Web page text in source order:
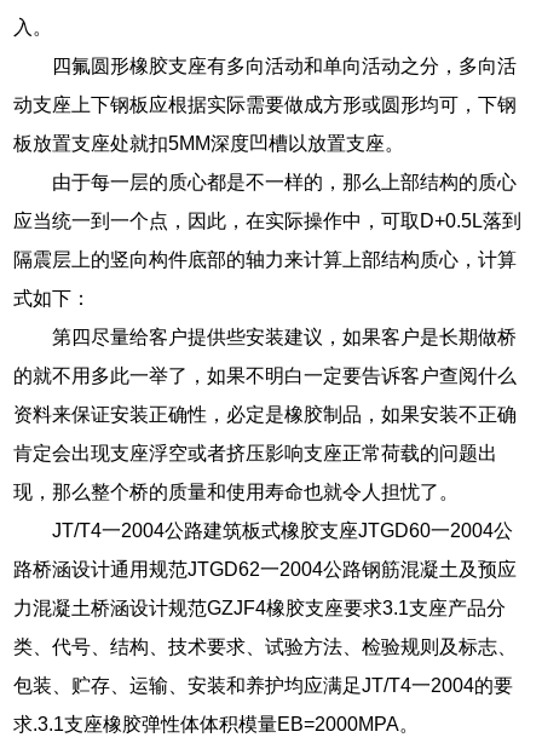
入。
四氟圆形橡胶支座有多向活动和单向活动之分，多向活
动支座上下钢板应根据实际需要做成方形或圆形均可，下钢
板放置支座处就扣5MM深度凹槽以放置支座。
由于每一层的质心都是不一样的，那么上部结构的质心
应当统一到一个点，因此，在实际操作中，可取D+0.5L落到
隔震层上的竖向构件底部的轴力来计算上部结构质心，计算
式如下：
第四尽量给客户提供些安装建议，如果客户是长期做桥
的就不用多此一举了，如果不明白一定要告诉客户查阅什么
资料来保证安装正确性，必定是橡胶制品，如果安装不正确
肯定会出现支座浮空或者挤压影响支座正常荷载的问题出
现，那么整个桥的质量和使用寿命也就令人担忧了。
JT/T4一2004公路建筑板式橡胶支座JTGD60一2004公
路桥涵设计通用规范JTGD62一2004公路钢筋混凝土及预应
力混凝土桥涵设计规范GZJF4橡胶支座要求3.1支座产品分
类、代号、结构、技术要求、试验方法、检验规则及标志、
包装、贮存、运输、安装和养护均应满足JT/T4一2004的要
求.3.1支座橡胶弹性体体积模量EB=2000MPA。